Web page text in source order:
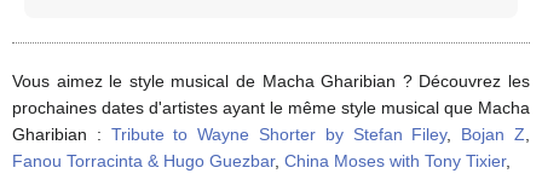
Vous aimez le style musical de Macha Gharibian ? Découvrez les
prochaines dates d'artistes ayant le même style musical que Macha
Gharibian : Tribute to Wayne Shorter by Stefan Filey, Bojan Z
Fanou Torracinta & Hugo Guezbar, China Moses with Tony Tixier,